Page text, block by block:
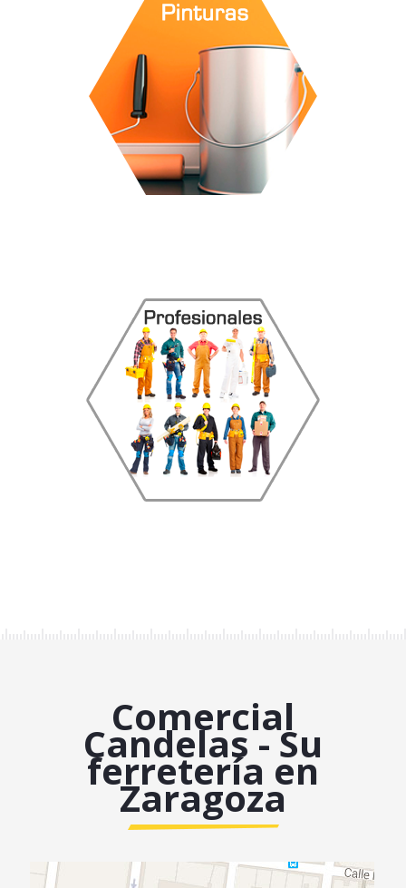
Comercial
Candelas - Su
ferretería en
Zaragoza